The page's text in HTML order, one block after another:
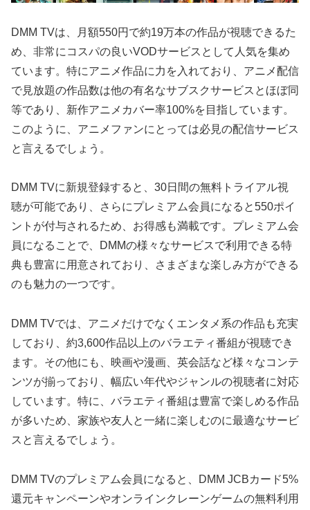
DMM TVは、月額550円で約19万本の作品が視聴できるた
め、非常にコスパの良いVODサービスとして人気を集め
ています。特にアニメ作品に力を入れており、アニメ配信
で見放題の作品数は他の有名なサブスクサービスとほぼ同
等であり、新作アニメカバー率100%を目指しています。
このように、アニメファンにとっては必見の配信サービス
と言えるでしょう。
DMM TVに新規登録すると、30日間の無料トライアル視
聴が可能であり、さらにプレミアム会員になると550ポイ
ントが付与されるため、お得感も満載です。プレミアム会
員になることで、DMMの様々なサービスで利用できる特
典も豊富に用意されており、さまざまな楽しみ方ができる
のも魅力の一つです。
DMM TVでは、アニメだけでなくエンタメ系の作品も充実
しており、約3,600作品以上のバラエティ番組が視聴でき
ます。その他にも、映画や漫画、英会話など様々なコンテ
ンツが揃っており、幅広い年代やジャンルの視聴者に対応
しています。特に、バラエティ番組は豊富で楽しめる作品
が多いため、家族や友人と一緒に楽しむのに最適なサービ
スと言えるでしょう。
DMM TVのプレミアム会員になると、DMM JCBカード5%
還元キャンペーンやオンラインクレーンゲームの無料利用